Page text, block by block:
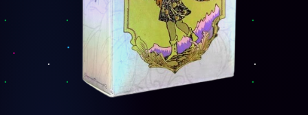
Edición